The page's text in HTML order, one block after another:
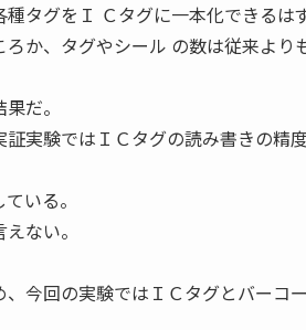
タグをＩ Ｃタグに一本化できるは
か、タグやシール の数は従来より
だ。
実験ではＩＣタグの読み書きの精
いる。
ない。
今回の実験ではＩＣタグとバーコ